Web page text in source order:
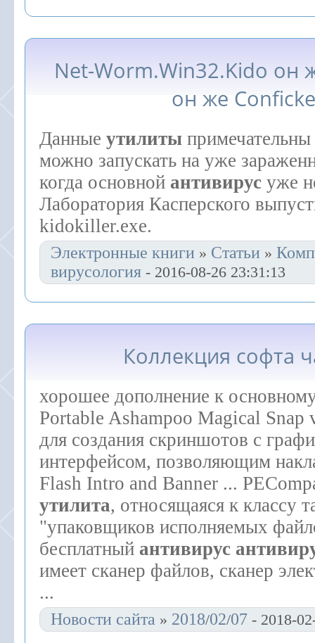
Net-Worm.Win32.Kido он
он же
Данные утилиты
можно запускать на уже
когда основной антивирус уже
Лаборатория Касперского
kidokiller.exe.
Электронные книги » Статьи »
вирусология - 2016-08-26 23:31:13
Коллекция софта
хорошее дополнение к
Portable Ashampoo Magical Snap
для создания скриншотов с
интерфейсом, позволяющим
Flash Intro and Banner ...
утилита, относящаяся к классу
"упаковщиков исполняемых
бесплатный антивирус
имеет сканер файлов, сканер
...
Новости сайта » 2018/02/07 - 2018-